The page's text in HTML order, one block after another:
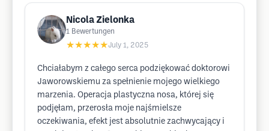
Nicola Zielonka
1 Bewertungen
★★★★★July 1, 2025
Chciałabym z całego serca podziękować doktorowi
Jaworowskiemu za spełnienie mojego wielkiego
marzenia. Operacja plastyczna nosa, której się
podjęłam, przerosła moje najśmielsze
oczekiwania, efekt jest absolutnie zachwycający i